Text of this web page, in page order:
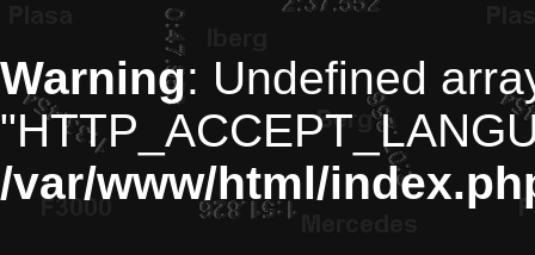
Warning: Undefined
/var/www/html/